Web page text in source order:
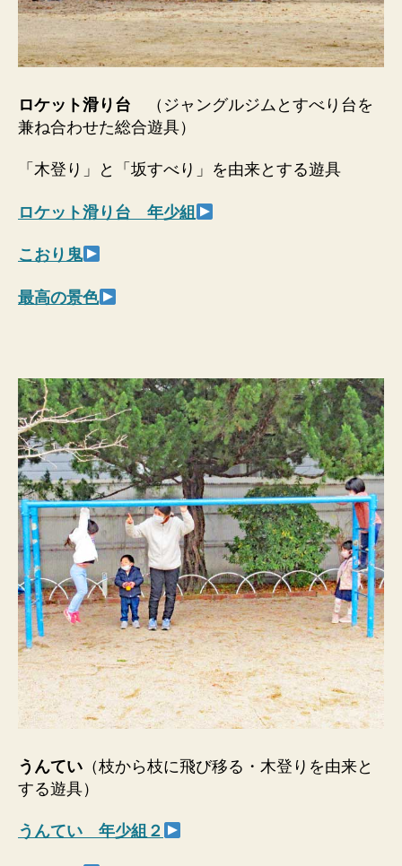
ロケット滑り台 （ジャングルジムとすべり台を
兼ね合わせた総合遊具）
「木登り」と「坂すべり」を由来とする遊具
ロケット滑り台 年少組
こおり鬼
最高の景色
うんてい （枝から枝に飛び移る・木登りを由来と
する遊具）
うんてい 年少組２